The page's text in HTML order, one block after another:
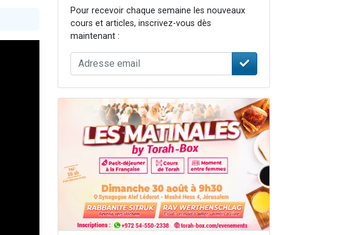
Pour recevoir chaque semaine les nouveaux
cours et articles, inscrivez-vous dès
maintenant :